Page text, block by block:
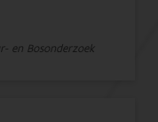
en Bosonderzoek